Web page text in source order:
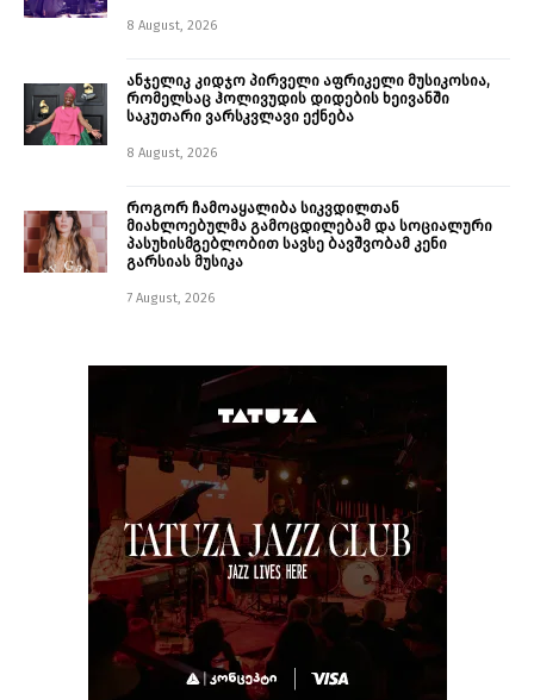
8 August, 2026
ანჯელიკ კიდჯო პირველი აფრიკელი მუსიკოსია,
რომელსაც ჰოლივუდის დიდების ხეივანში
საკუთარი ვარსკვლავი ექნება
8 August, 2026
როგორ ჩამოაყალიბა სიკვდილთან
მიახლოებულმა გამოცდილებამ და სოციალური
პასუხისმგებლობით სავსე ბავშვობამ კენი
გარსიას მუსიკა
7 August, 2026